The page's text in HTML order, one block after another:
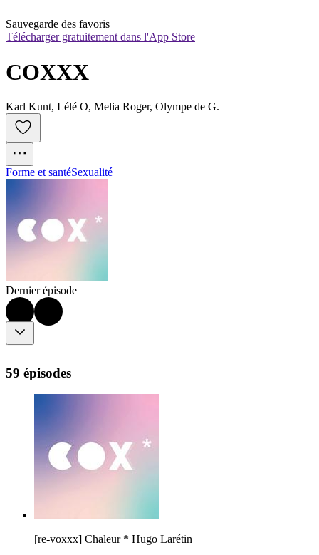
Sauvegarde des favoris
Télécharger gratuitement dans l'App Store
COXXX
Karl Kunt, Lélé O, Melia Roger, Olympe de G.
Forme et santéSexualité
Dernier épisode
59 épisodes
[re-voxxx] Chaleur * Hugo Larétin